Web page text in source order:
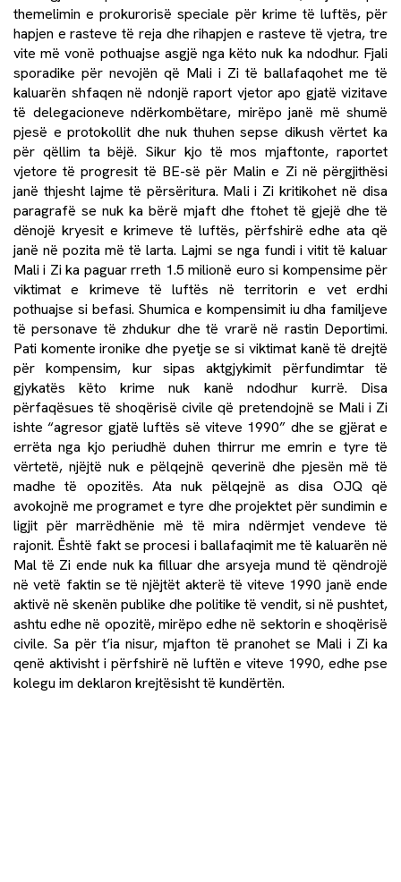
themelimin e prokurorisë speciale për krime të luftës, për
hapjen e rasteve të reja dhe rihapjen e rasteve të vjetra, tre
vite më vonë pothuajse asgjë nga këto nuk ka ndodhur. Fjali
sporadike për nevojën që Mali i Zi të ballafaqohet me të
kaluarën shfaqen në ndonjë raport vjetor apo gjatë vizitave
të delegacioneve ndërkombëtare, mirëpo janë më shumë
pjesë e protokollit dhe nuk thuhen sepse dikush vërtet ka
për qëllim ta bëjë. Sikur kjo të mos mjaftonte, raportet
vjetore të progresit të BE-së për Malin e Zi në përgjithësi
janë thjesht lajme të përsëritura. Mali i Zi kritikohet në disa
paragrafë se nuk ka bërë mjaft dhe ftohet të gjejë dhe të
dënojë kryesit e krimeve të luftës, përfshirë edhe ata që
janë në pozita më të larta. Lajmi se nga fundi i vitit të kaluar
Mali i Zi ka paguar rreth 1.5 milionë euro si kompensime për
viktimat e krimeve të luftës në territorin e vet erdhi
pothuajse si befasi. Shumica e kompensimit iu dha familjeve
të personave të zhdukur dhe të vrarë në rastin Deportimi.
Pati komente ironike dhe pyetje se si viktimat kanë të drejtë
për kompensim, kur sipas aktgjykimit përfundimtar të
gjykatës këto krime nuk kanë ndodhur kurrë. Disa
përfaqësues të shoqërisë civile që pretendojnë se Mali i Zi
ishte “agresor gjatë luftës së viteve 1990” dhe se gjërat e
errëta nga kjo periudhë duhen thirrur me emrin e tyre të
vërtetë, njëjtë nuk e pëlqejnë qeverinë dhe pjesën më të
madhe të opozitës. Ata nuk pëlqejnë as disa OJQ që
avokojnë me programet e tyre dhe projektet për sundimin e
ligjit për marrëdhënie më të mira ndërmjet vendeve të
rajonit. Është fakt se procesi i ballafaqimit me të kaluarën në
Mal të Zi ende nuk ka filluar dhe arsyeja mund të qëndrojë
në vetë faktin se të njëjtët akterë të viteve 1990 janë ende
aktivë në skenën publike dhe politike të vendit, si në pushtet,
ashtu edhe në opozitë, mirëpo edhe në sektorin e shoqërisë
civile. Sa për t’ia nisur, mjafton të pranohet se Mali i Zi ka
qenë aktivisht i përfshirë në luftën e viteve 1990, edhe pse
kolegu im deklaron krejtësisht të kundërtën.